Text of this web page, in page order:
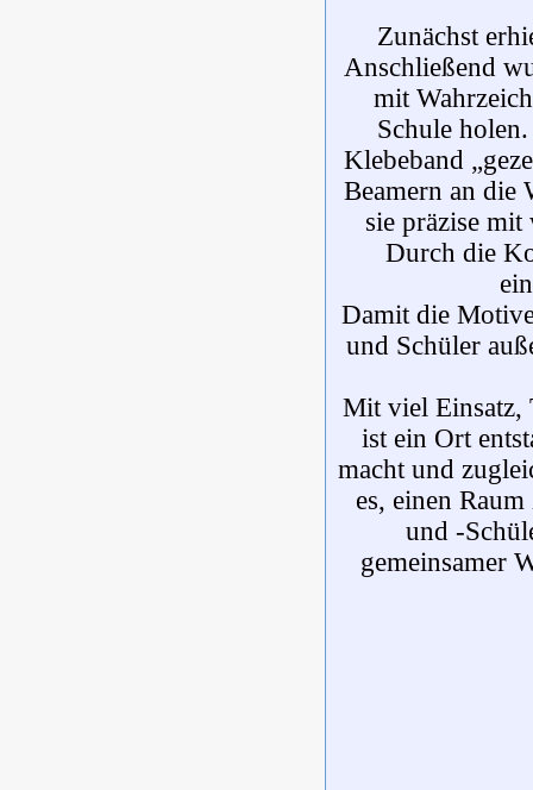
Zunächst
Anschließend
mit
Schule
Klebeband
Beamern an die
sie präzise mit
Durch die
Damit die
und Schüler
Mit viel Einsatz,
ist ein Ort
macht und
es, einen
und -
gemeinsamer